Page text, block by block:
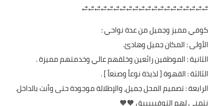
⥄⥄⥄⥄⥄⥄⥄⥄⥄⥄⥄⥄⥄⥄⥄⥄⥄⥄⥄⥄
كوفي مميز وجميل من عدة نواحي :
الأولى : المكان جميل وهادئ.
الثانية : الموظفين رائعين وخلقهم عالي وخدمتهم مميزة .
الثالثة : القهوة [ لذيذة نوعاً وصنعاً ] .
الرابعة : تصميم المحل جميل، والإطلالة موجودة حتى وأنت بالداخل.
نتمنى لهم التوفيييييق 🧡🧡